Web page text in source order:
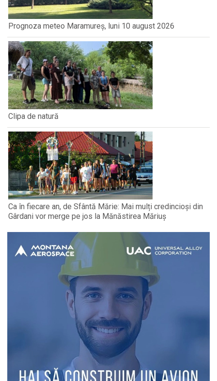
Prognoza meteo Maramureș, luni 10 august 2026
Clipa de natură
Ca în fiecare an, de Sfântă Mărie: Mai mulți credincioși din
Gârdani vor merge pe jos la Mănăstirea Măriuș